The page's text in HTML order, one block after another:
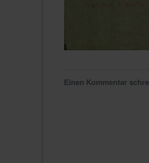
Einen Kommentar